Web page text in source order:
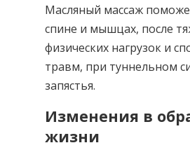
Масляный массаж
спине и мышцах, после
физических нагрузок и
травм, при туннельном
запястья.
Изменения в
жизни